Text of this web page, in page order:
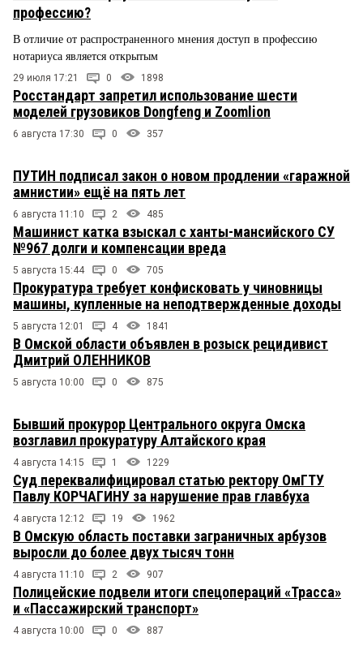
профессию?
В отличие от распространенного мнения доступ в профессию
нотариуса является открытым
29 июля 17:21 0 1898
Росстандарт запретил использование шести
моделей грузовиков Dongfeng и Zoomlion
6 августа 17:30 0 357
ПУТИН подписал закон о новом продлении «гаражной
амнистии» ещё на пять лет
6 августа 11:10 2 485
Машинист катка взыскал с ханты-мансийского СУ
№967 долги и компенсации вреда
5 августа 15:44 0 705
Прокуратура требует конфисковать у чиновницы
машины, купленные на неподтвержденные доходы
5 августа 12:01 4 1841
В Омской области объявлен в розыск рецидивист
Дмитрий ОЛЕННИКОВ
5 августа 10:00 0 875
Бывший прокурор Центрального округа Омска
возглавил прокуратуру Алтайского края
4 августа 14:15 1 1229
Суд переквалифицировал статью ректору ОмГТУ
Павлу КОРЧАГИНУ за нарушение прав главбуха
4 августа 12:12 19 1962
В Омскую область поставки заграничных арбузов
выросли до более двух тысяч тонн
4 августа 11:10 2 907
Полицейские подвели итоги спецопераций «Трасса»
и «Пассажирский транспорт»
4 августа 10:00 0 887